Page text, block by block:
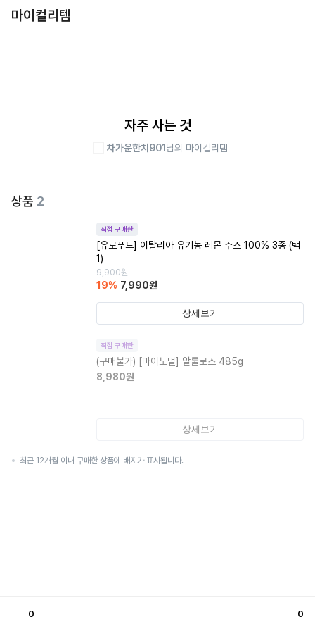
마이컬리템
자주 사는 것
차가운한치901 님의 마이컬리템
상품 2
직접 구매한
[유로푸드] 이탈리아 유기농 레몬 주스 100% 3종 (택
1)
9,900원
19% 7,990원
상세보기
직접 구매한
(구매불가) [마이노멀] 알룰로스 485g
8,980원
상세보기
최근 12개월 이내 구매한 상품에 배지가 표시됩니다.
0 0